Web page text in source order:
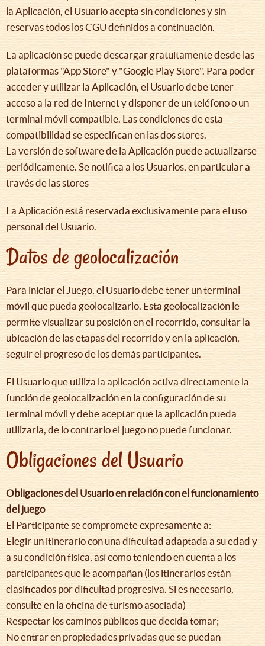
la Aplicación, el Usuario acepta sin condiciones y sin
reservas todos los CGU definidos a continuación.
La aplicación se puede descargar gratuitamente desde las
plataformas "App Store" y "Google Play Store". Para poder
acceder y utilizar la Aplicación, el Usuario debe tener
acceso a la red de Internet y disponer de un teléfono o un
terminal móvil compatible. Las condiciones de esta
compatibilidad se especifican en las dos stores.
La versión de software de la Aplicación puede actualizarse
periódicamente. Se notifica a los Usuarios, en particular a
través de las stores
La Aplicación está reservada exclusivamente para el uso
personal del Usuario.
Datos de geolocalización
Para iniciar el Juego, el Usuario debe tener un terminal
móvil que pueda geolocalizarlo. Esta geolocalización le
permite visualizar su posición en el recorrido, consultar la
ubicación de las etapas del recorrido y en la aplicación,
seguir el progreso de los demás participantes.
El Usuario que utiliza la aplicación activa directamente la
función de geolocalización en la configuración de su
terminal móvil y debe aceptar que la aplicación pueda
utilizarla, de lo contrario el juego no puede funcionar.
Obligaciones del Usuario
Obligaciones del Usuario en relación con el funcionamiento
del juego
El Participante se compromete expresamente a:
Elegir un itinerario con una dificultad adaptada a su edad y
a su condición física, así como teniendo en cuenta a los
participantes que le acompañan (los itinerarios están
clasificados por dificultad progresiva. Si es necesario,
consulte en la oficina de turismo asociada)
Respectar los caminos públicos que decida tomar;
No entrar en propiedades privadas que se puedan